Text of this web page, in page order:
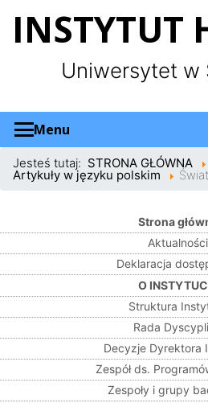
INSTYTUT
Uniwersytet w
Menu
Jesteś tutaj: STRONA GŁÓWNA
Artykuły w języku polskim
Strona
Aktualności
Deklaracja
O
Struktura
Rada
Decyzje Dyrektora
Zespół ds.
Zespoły i grupy